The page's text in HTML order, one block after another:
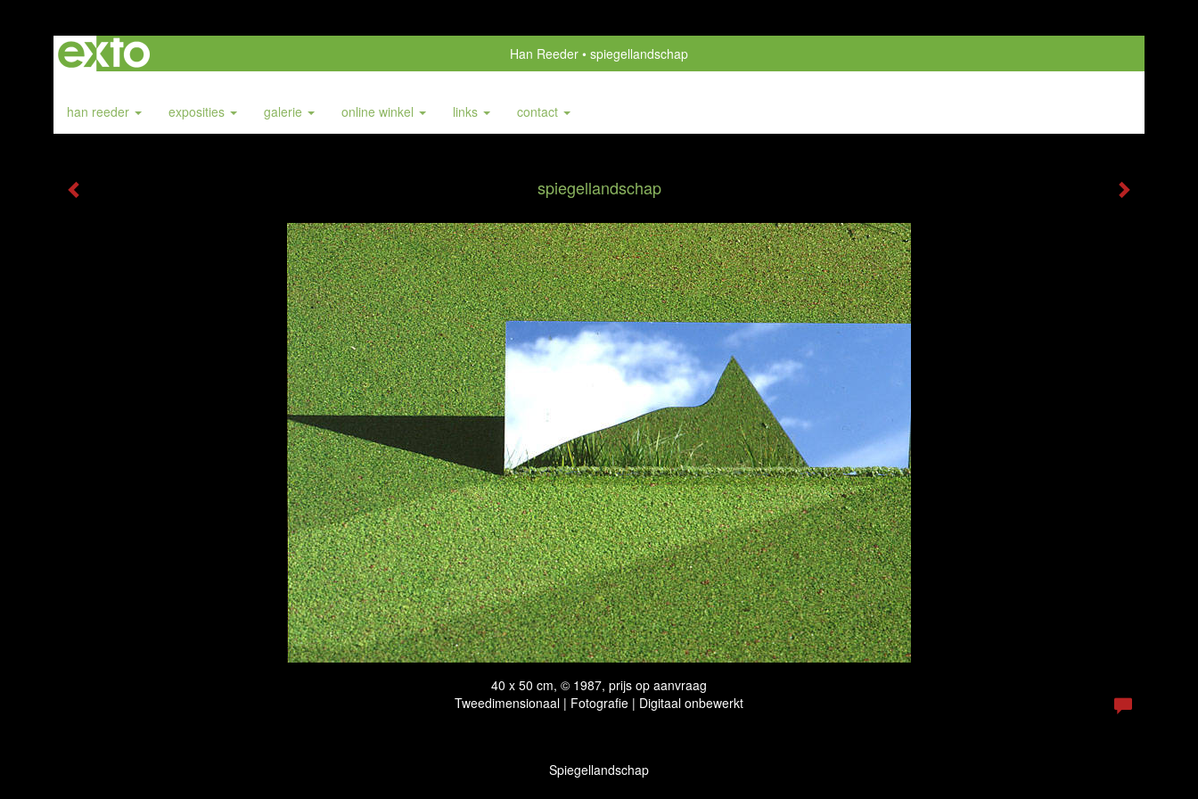
Han Reeder spiegellandschap
han reeder exposities galerie online winkel links contact
spiegellandschap
40 x 50 cm, © 1987, prijs op aanvraag
Tweedimensionaal | Fotografie | Digitaal onbewerkt
Spiegellandschap